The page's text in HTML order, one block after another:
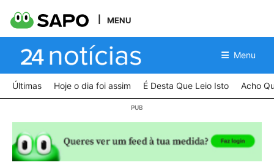
MENU
Menu
Últimas Hoje o dia foi assim É Desta Que Leio Isto Acho